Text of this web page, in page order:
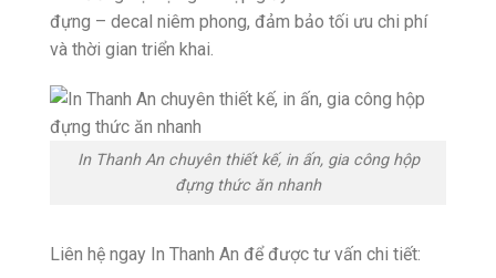
đựng – decal niêm phong, đảm bảo tối ưu chi phí
và thời gian triển khai.
In Thanh An chuyên thiết kế, in ấn, gia công hộp
đựng thức ăn nhanh
Liên hệ ngay In Thanh An để được tư vấn chi tiết: